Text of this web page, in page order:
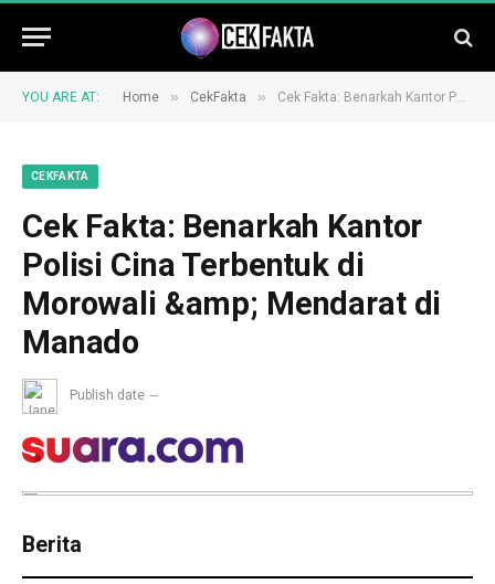
YOU ARE AT: Home » CekFakta » Cek Fakta: Benarkah Kantor Polisi Cina Terbentuk di Morowali &amp; Mendarat di Manado
CEKFAKTA
Cek Fakta: Benarkah Kantor
Polisi Cina Terbentuk di
Morowali &amp; Mendarat di
Manado
Publish date
Berita